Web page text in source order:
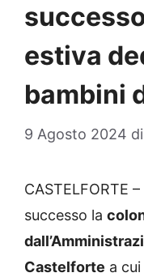
estiva
bambini
9 Agosto 2024 di
CASTELFORTE
successo la
Castelforte a